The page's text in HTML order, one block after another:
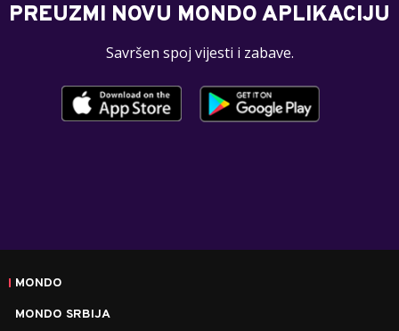
PREUZMI NOVU MONDO APLIKACIJU
Savršen spoj vijesti i zabave.
MONDO
MONDO SRBIJA